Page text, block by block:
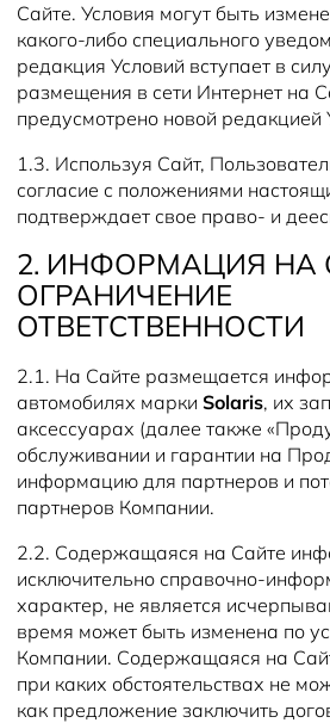
Сайте. Условия могут быть
какого-либо специального
редакция Условий вступает в
размещения в сети Интернет на
предусмотрено новой редакцией
1.3. Используя Сайт,
согласие с положениями
подтверждает свое право- и
2. ИНФОРМАЦИЯ НА
ОГРАНИЧЕНИЕ
ОТВЕТСТВЕННОСТИ
2.1. На Сайте размещается
автомобилях марки Solaris, их
аксессуарах (далее также
обслуживании и гарантии на
информацию для партнеров и
партнеров Компании.
2.2. Содержащаяся на Сайте
исключительно справочно-
характер, не является
время может быть изменена по
Компании. Содержащаяся на
при каких обстоятельствах не
как предложение заключить